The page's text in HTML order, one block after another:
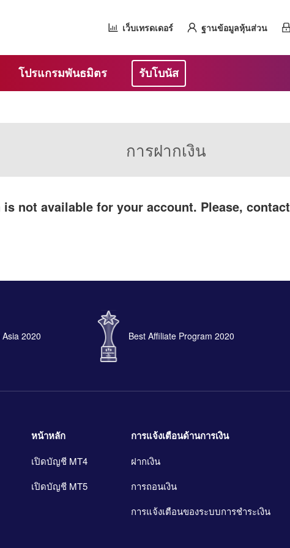
เว็บเทรดเดอร์ ฐานข้อมูลหุ้นส่วน
โปรแกรมพันธมิตร รับโบนัส
การฝากเงิน
not available for your account. Please, contact
2020 Best Affiliate Program 2020
หน้าหลัก
เปิดบัญชี MT4
เปิดบัญชี MT5
การแจ้งเตือนด้านการเงิน
ฝากเงิน
การถอนเงิน
การแจ้งเตือนของระบบการชำระเงิน